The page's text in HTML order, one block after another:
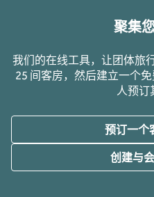
聚集
我们的在线工具，让团体旅
25 间客房，然后建立一个
人预订
预订一个
创建与